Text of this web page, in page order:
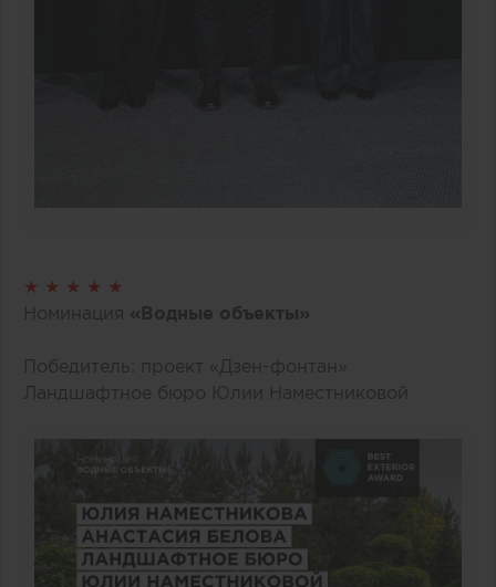
★ ★ ★ ★ ★
Номинация «Водные объекты»
Победитель: проект «Дзен-фонтан»
Ландшафтное бюро Юлии Наместниковой